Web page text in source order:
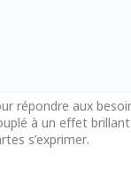
répondre aux
à un effet
s’exprimer.